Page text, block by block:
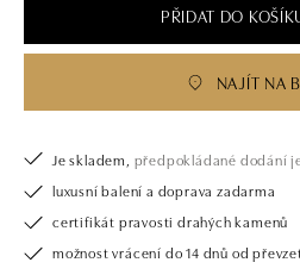
PŘIDAT DO
NAJÍT NA
Je skladem, předpokládané dodání je
luxusní balení a doprava zadarma
certifikát pravosti drahých kamenů
možnost vrácení do 14 dnů od